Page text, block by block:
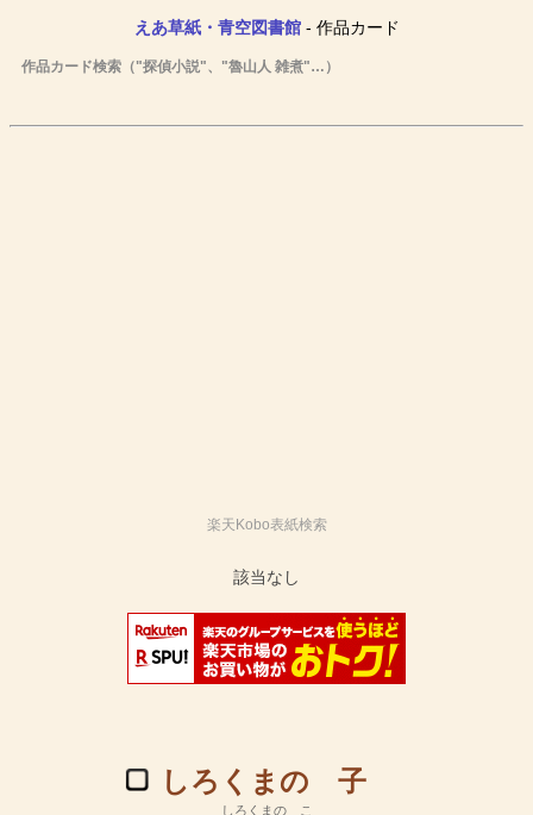
えあ草紙・青空図書館- 作品カード
作品カード検索（"探偵小説"、"魯山人 雑煮"…）
楽天Kobo表紙検索
しろくまの 子
しろくまの こ